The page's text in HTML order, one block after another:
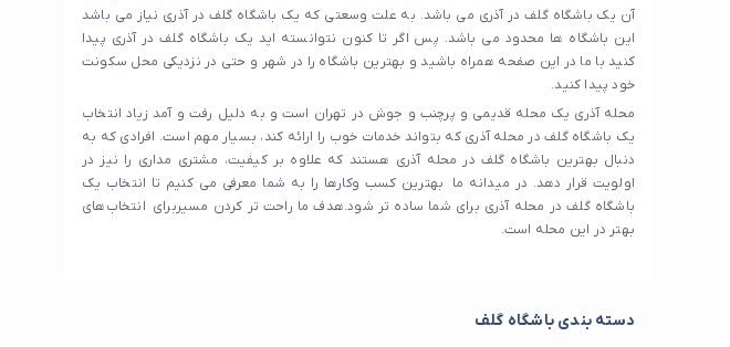
آن یک باشگاه گلف در آذری می باشد. به علت وسعتی که یک باشگاه گلف در آذری نیاز می باشد
این باشگاه ها محدود می باشد. پس اگر تا کنون نتوانسته اید یک باشگاه گلف در آذری پیدا
کنید با ما در این صفحه همراه باشید و بهترین باشگاه را در شهر و حتی در نزدیکی محل سکونت
خود پیدا کنید.
محله آذری یک محله قدیمی و پرچنب و جوش در تهران است و به دلیل رفت و آمد زیاد انتخاب
یک باشگاه گلف در محله آذری که بتواند خدمات خوب را ارائه کند، بسیار مهم است. افرادی که به
دنبال بهترین باشگاه گلف در محله آذری هستند که علاوه بر کیفیت، مشتری‌ مداری را نیز در
اولویت قرار دهد. در میدانه ما بهترین کسب‌ وکارها را به شما معرفی می‌ کنیم تا انتخاب یک
باشگاه گلف در محله آذری برای شما ساده‌ تر شود.هدف ما راحت تر کردن مسیربرای انتخاب‌های
بهتر در این محله است.
دسته بندی باشگاه گلف